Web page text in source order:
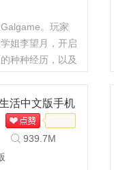
。玩家
姐李望月，开启
种种经历，以及
活中文版手机
939.7M